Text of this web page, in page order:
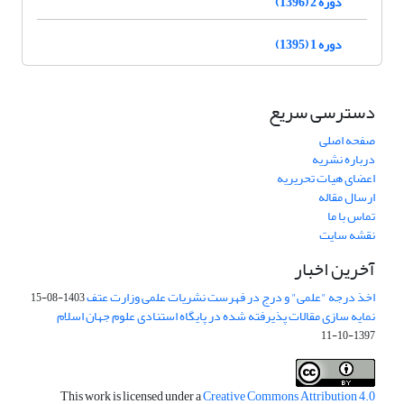
دوره 1 (1395)
دسترسی سریع
صفحه اصلی
درباره نشریه
اعضای هیات تحریریه
ارسال مقاله
تماس با ما
نقشه سایت
آخرین اخبار
اخذ درجه "علمی" و درج در فهرست نشریات علمی وزارت عتف1403-08-15
نمایه سازی مقالات پذیرفته شده در پایگاه استنادی علوم جهان اسلام
1397-10-11
This work is licensed under aCreative Commons Attribution 4.0